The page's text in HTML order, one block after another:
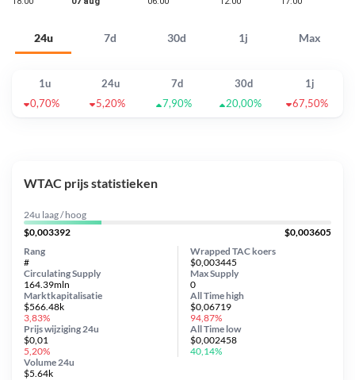
24u 7d 30d 1j Max
1u 24u 7d 30d
1j
0,70%
5,20% 7,90% 20,00% 67,50%
WTAC prijs statistieken
24u laag / hoog
$0,003392
$0,003605
Wrapped TAC koers
$0,003445
Circulating Supply
164.39mln
Prijs wijziging 24u
$0,01
5,20%
Max Supply
0
Marktkapitalisatie
$566.48k
3,83%
Volume 24u
$5.64k
Rang
#
All Timehigh
$0,06719
94,87%
All Time low
$0,002458
40,14%